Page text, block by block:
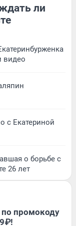
ли
видео
с Екатериной
о борьбе с
26 лет
по промокоду